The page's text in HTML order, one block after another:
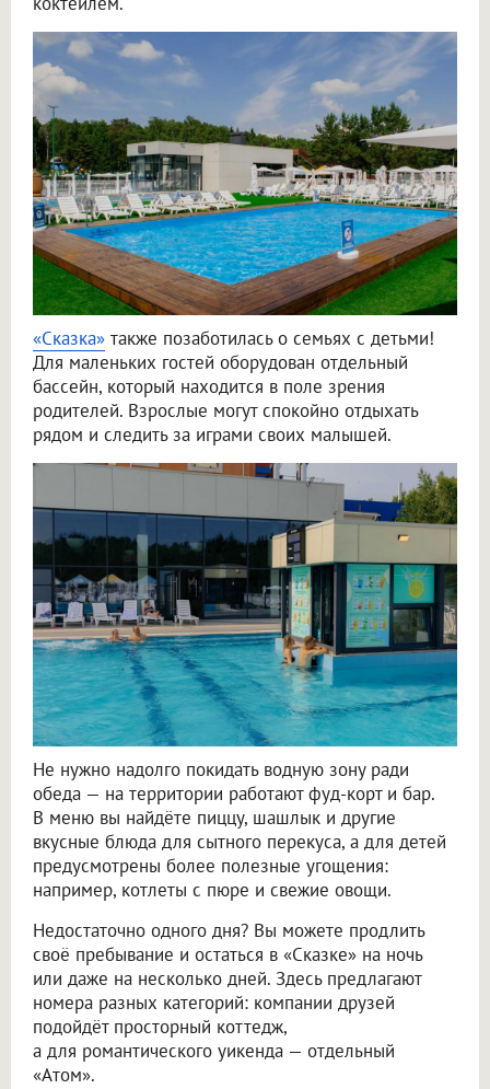
«Сказка» также позаботилась о семьях с детьми!
Для маленьких гостей оборудован отдельный
бассейн, который находится в поле зрения
родителей. Взрослые могут спокойно отдыхать
рядом и следить за играми своих малышей.
Не нужно надолго покидать водную зону ради
обеда — на территории работают фуд-корт и бар.
В меню вы найдёте пиццу, шашлык и другие
вкусные блюда для сытного перекуса, а для детей
предусмотрены более полезные угощения:
например, котлеты с пюре и свежие овощи.
Недостаточно одного дня? Вы можете продлить
своё пребывание и остаться в «Сказке» на ночь
или даже на несколько дней. Здесь предлагают
номера разных категорий: компании друзей
подойдёт просторный коттедж,
а для романтического уикенда — отдельный
«Атом».